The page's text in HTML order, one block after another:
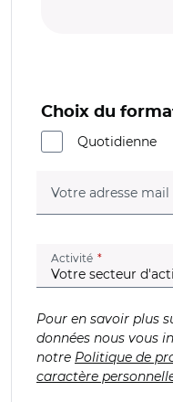
Choix du
Quotidienne
Votre adresse mail
Activité (champ
Pour en savoir plus
données nous vous
notre Politique de
caractère